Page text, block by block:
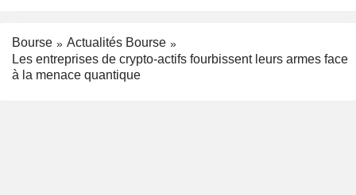
Bourse
Actualités Bourse
Les entreprises de crypto-actifs fourbissent leurs armes face
à la menace quantique